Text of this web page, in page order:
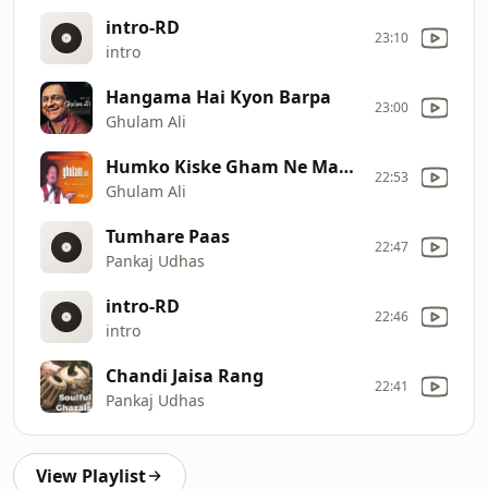
intro-RD
intro
23:10
Hangama Hai Kyon Barpa
Ghulam Ali
23:00
Humko Kiske Gham Ne Maara
Ghulam Ali
22:53
Tumhare Paas
Pankaj Udhas
22:47
intro-RD
intro
22:46
Chandi Jaisa Rang
Pankaj Udhas
22:41
View Playlist